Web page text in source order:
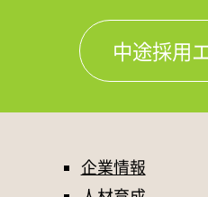
中途採用
企業情報